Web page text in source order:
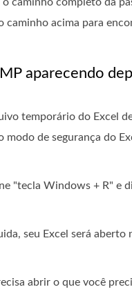
caminho acima para
aparecendo
temporário do Excel
modo de segurança do
"tecla Windows + R" e
seu Excel será aberto
abrir o que você